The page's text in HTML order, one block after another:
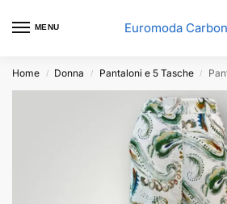
MENU Euromoda
Home / Donna / Pantaloni e 5 Tasche /